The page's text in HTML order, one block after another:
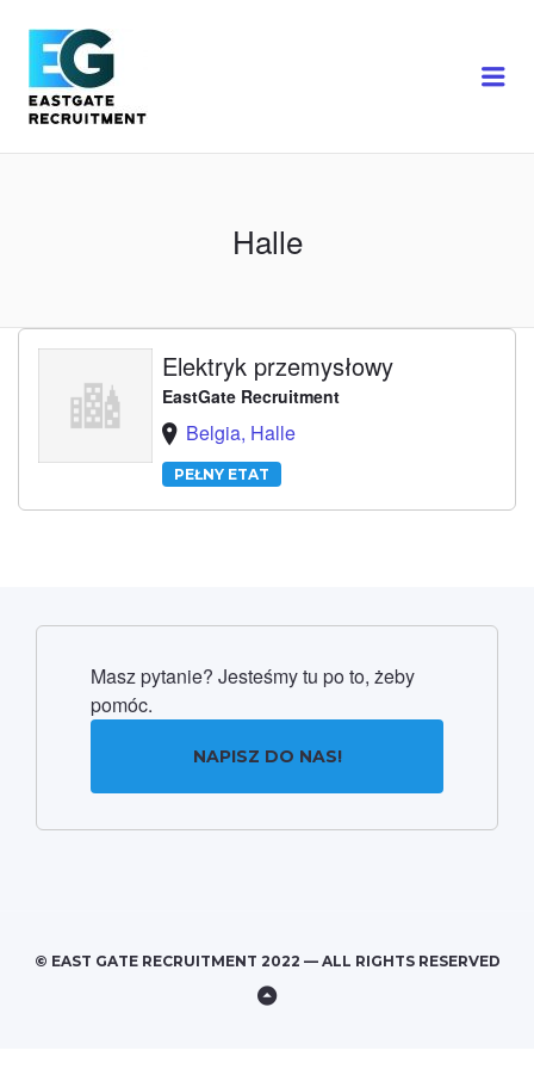
Halle
Elektryk przemysłowy
EastGate Recruitment
Belgia, Halle
PEŁNY ETAT
Masz pytanie? Jesteśmy tu po to, żeby
pomóc.
NAPISZ DO NAS!
© EAST GATE RECRUITMENT 2022 — ALL RIGHTS RESERVED
Back